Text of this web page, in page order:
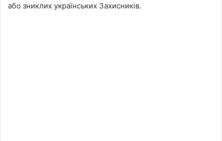
або зниклих українських Захисників.